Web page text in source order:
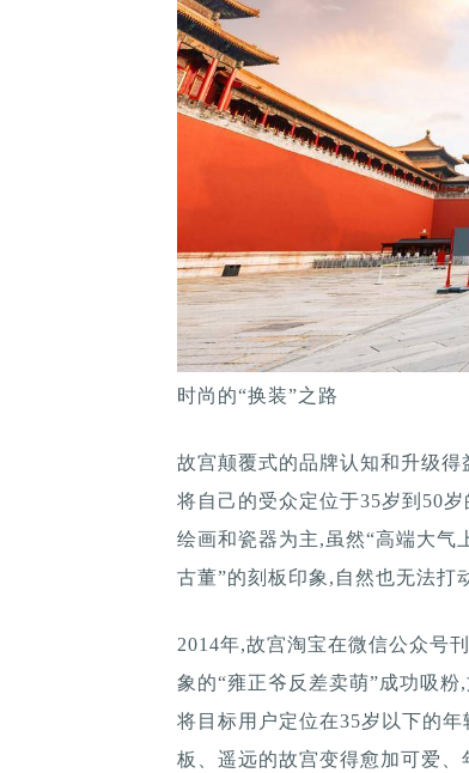
时尚的“换装”之路
故宫颠覆式的品牌认知和升级
将自己的受众定位于35岁到50
绘画和瓷器为主,虽然“高端大气
古董”的刻板印象,自然也无法打
2014年,故宫淘宝在微信公众号
象的“雍正爷反差卖萌”成功吸
将目标用户定位在35岁以下的
板、遥远的故宫变得愈加可爱、